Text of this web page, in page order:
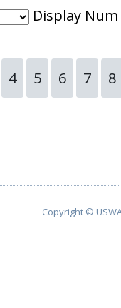
Display Num
4 5 6 7 8
Copyright ©